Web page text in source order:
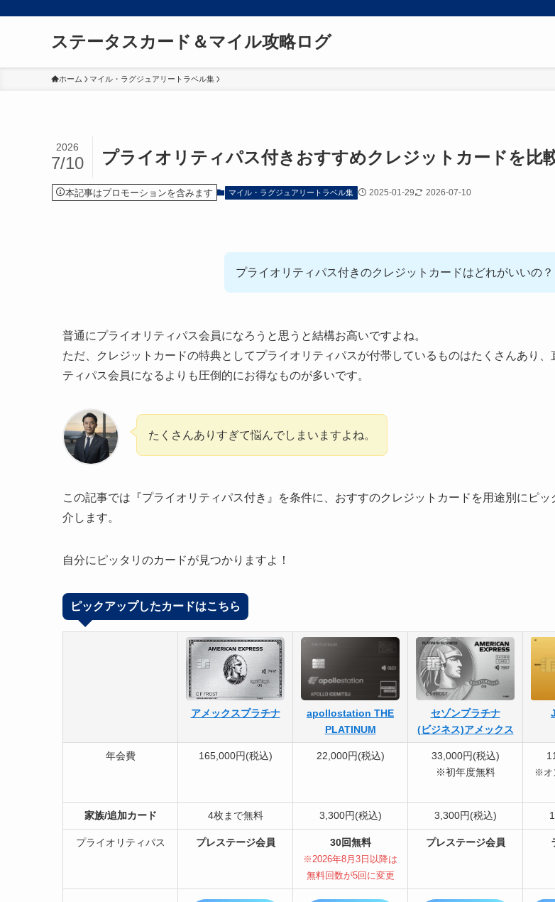
ステータスカード＆マイル攻略ログ
ホーム マイル・ラグジュアリートラベル集
プライオリティパス付きおすすめクレジットカードを比
2026
7/10
本記事はプロモーションを含みます マイル・ラグジュアリートラベル集 2025-01-29 2026-07-10
プライオリティパス付きのクレジットカードはどれがいいの？
普通にプライオリティパス会員になろうと思うと結構お高いですよね。
ただ、クレジットカードの特典としてプライオリティパスが付帯しているものはたくさんあり、
ティパス会員になるよりも圧倒的にお得なものが多いです。
たくさんありすぎて悩んでしまいますよね。
この記事では『プライオリティパス付き』を条件に、おすすのクレジットカードを用途別にピッ
介します。
自分にピッタリのカードが見つかりますよ！
ピックアップしたカードはこちら
アメックスプラチナ
apollostation THE
PLATINUM
セゾンプラチナ
(ビジネス)アメックス
年会費 165,000円(税込) 22,000円(税込)
33,000円(税込)
※初年度無料
※オ
家族/追加カード 4枚まで無料 3,300円(税込) 3,300円(税込)
プライオリティパス プレステージ会員 30回無料
※2026年8月3日以降は
無料回数が5回に変更
プレステージ会員